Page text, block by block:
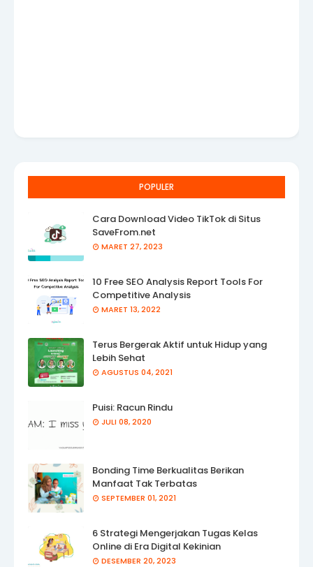
POPULER
Cara Download Video TikTok di Situs
SaveFrom.net
MARET 27, 2023
10 Free SEO Analysis Report Tools For
Competitive Analysis
MARET 13, 2022
Terus Bergerak Aktif untuk Hidup yang
Lebih Sehat
AGUSTUS 04, 2021
Puisi: Racun Rindu
JULI 08, 2020
Bonding Time Berkualitas Berikan
Manfaat Tak Terbatas
SEPTEMBER 01, 2021
6 Strategi Mengerjakan Tugas Kelas
Online di Era Digital Kekinian
DESEMBER 20, 2023